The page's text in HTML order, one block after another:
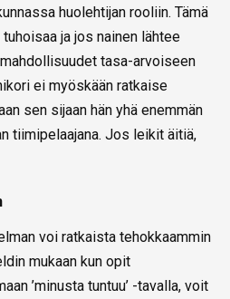
huolehtijan rooliin. Tämä
ja jos nainen lähtee
mahdollisuudet tasa-arvoiseen
ei myöskään ratkaise
sen sijaan hän yhä enemmän
tiimipelaajana. Jos leikit äitiä,
voi ratkaista tehokkaammin
mukaan kun opit
’minusta tuntuu’ -tavalla, voit